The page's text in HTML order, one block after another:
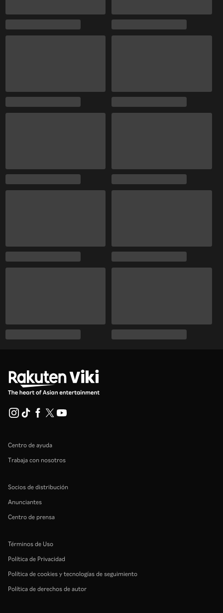
Centro de ayuda
Trabaja con nosotros
Socios de distribución
Anunciantes
Centro de prensa
Términos de Uso
Política de Privacidad
Política de cookies y tecnologías de seguimiento
Política de derechos de autor